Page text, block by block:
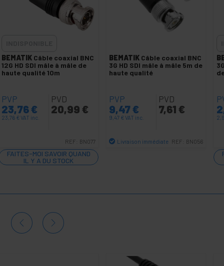
BEMATIK Câble coaxial BNC
12G HD SDI mâle à mâle de
haute qualité 10m
PVP
23,76€
23,76 €VAT inc.
PVD
20,99 €
REF: BN077
FAITES-MOI SAVOIR QUAND
IL Y A DU STOCK
BEMATIK Câble coaxial BNC
3G HD SDI mâle à mâle 5m de
haute qualité
PVP
9,47€
9,47 €VAT inc.
PVD
7,61 €
Livraison immédiate REF: BN056